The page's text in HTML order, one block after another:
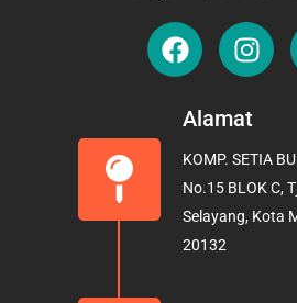
F
a
e
o
o
k
I
n
t
g
r
a
Alamat
KOMP. SETIA
No.15 BLOK C,
Selayang, Kota
20132